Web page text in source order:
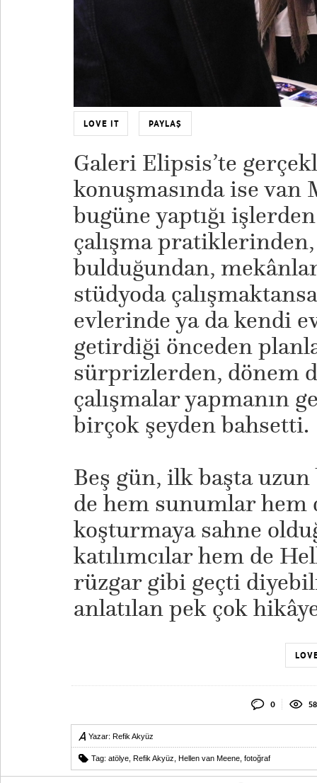
LOVE IT PAYLAŞ
Galeri Elipsis’te
konuşmasında ise van
bugüne yaptığı
çalışma
bulduğundan,
stüdyoda
evlerinde ya da kendi
getirdiği önceden
sürprizlerden, dönem
çalışmalar yapmanın
birçok şeyden bahsetti.
Beş gün, ilk başta
de hem sunumlar hem
koşturmaya sahne
katılımcılar hem de
rüzgar gibi geçti
anlatılan pek çok
0
Yazar: Refik Akyüz
Tag: atölye Refik Akyüz Hellen van Meene fotoğraf